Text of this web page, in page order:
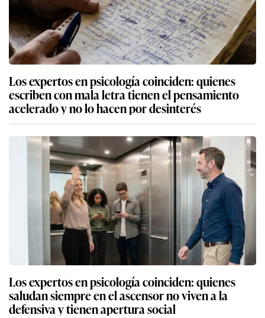
Los expertos en psicología coinciden: quienes
escriben con mala letra tienen el pensamiento
acelerado y no lo hacen por desinterés
Los expertos en psicología coinciden: quienes
saludan siempre en el ascensor no viven a la
defensiva y tienen apertura social